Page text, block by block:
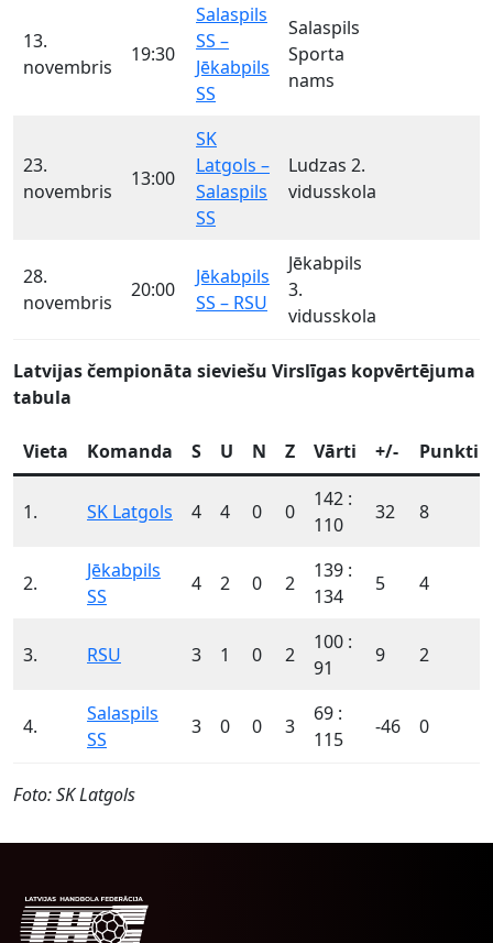
13.
novembris
19:30
Salaspils
SS –
Jēkabpils
SS
Salaspils
Sporta
nams
23.
novembris
13:00
SK
Latgols –
Salaspils
SS
Ludzas 2.
vidusskola
28.
novembris
20:00
Jēkabpils
SS – RSU
Jēkabpils
3.
vidusskola
Latvijas čempionāta sieviešu Virslīgas kopvērtējuma
tabula
Vieta Komanda S U N Z Vārti +/- Punkti
1. SK Latgols 4 4 0 0
142 :
110
32 8
2.
Jēkabpils
SS
4 2 0 2
139 :
134
5 4
3. RSU 3 1 0 2
100 :
91
9 2
4.
Salaspils
SS
3 0 0 3
69 :
115
-46 0
Foto: SK Latgols